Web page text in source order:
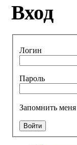
Вход
Логин
Пароль
Запомнить меня